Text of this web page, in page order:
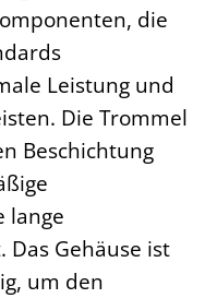
die
Leistung und
Die Trommel
Beschichtung
lange
Gehäuse ist
um den